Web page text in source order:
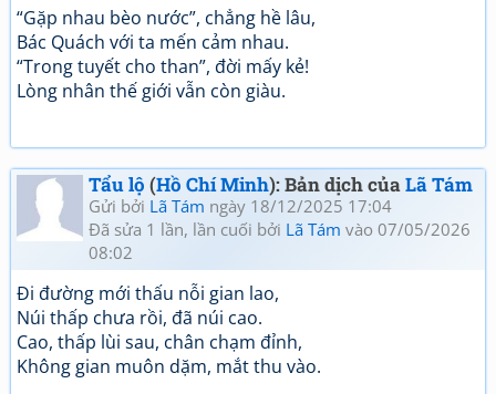
“Gặp nhau bèo nước”, chẳng hề lâu,
Bác Quách với ta mến cảm nhau.
“Trong tuyết cho than”, đời mấy kẻ!
Lòng nhân thế giới vẫn còn giàu.
Tẩu lộ (Hồ Chí Minh): Bản dịch củaLã Tám
Gửi bởi Lã Tám ngày 18/12/2025 17:04
Đã sửa 1 lần, lần cuối bởi Lã Tám vào 07/05/2026
08:02
Đi đường mới thấu nỗi gian lao,
Núi thấp chưa rồi, đã núi cao.
Cao, thấp lùi sau, chân chạm đỉnh,
Không gian muôn dặm, mắt thu vào.